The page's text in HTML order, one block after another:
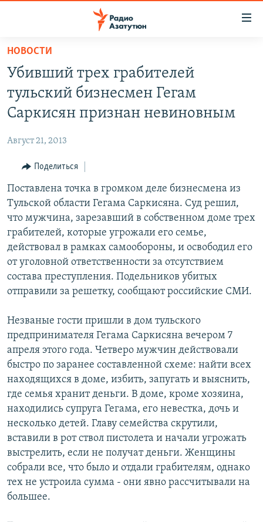
Перейти
основному
содержанию
Перейти
основной
навигации
Перейти
поиску
ГЛАВНАЯ
ПОЛИТИКА
ЭКОНОМИКА
РЕГИОН
НАГОРНЫЙ КАРАБАХ
КУЛЬТУРА
СПОРТ
АРХИВ
Հայերեն
Русский
Все сайты Радио Азатутюн
НОВОСТИ
Убивший трех грабителей
тульский бизнесмен Гегам
Саркисян признан невиновным
Август 21, 2013
Поделиться
Поставлена точка в громком деле бизнесмена из
Тульской области Гегама Саркисяна. Суд решил,
что мужчина, зарезавший в собственном доме трех
грабителей, которые угрожали его семье,
действовал в рамках самообороны, и освободил его
от уголовной ответственности за отсутствием
состава преступления. Подельников убитых
отправили за решетку, сообщают российские СМИ.
Незваные гости пришли в дом тульского
предпринимателя Гегама Саркисяна вечером 7
апреля этого года. Четверо мужчин действовали
быстро по заранее составленной схеме: найти всех
находящихся в доме, избить, запугать и выяснить,
где семья хранит деньги. В доме, кроме хозяина,
находились супруга Гегама, его невестка, дочь и
несколько детей. Главу семейства скрутили,
вставили в рот ствол пистолета и начали угрожать
выстрелить, если не получат деньги. Женщины
собрали все, что было и отдали грабителям, однако
тех не устроила сумма - они явно рассчитывали на
большее.